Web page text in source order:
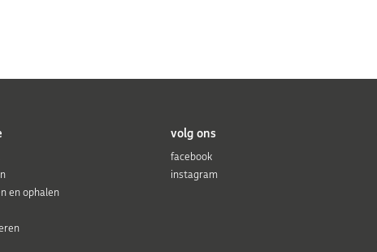
en ophalen
volg ons
facebook
instagram